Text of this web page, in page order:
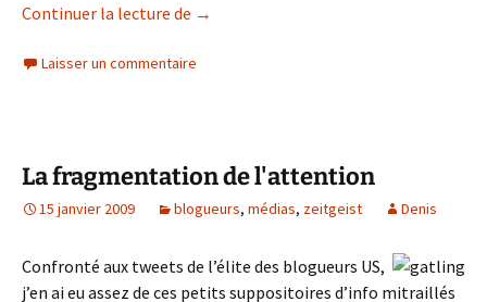
Continuer la lecture de BMMA : Le champ de bataille numérique
→
Laisser un commentaire
La fragmentation de l'attention
15 janvier 2009 blogueurs, médias, zeitgeist Denis
Confronté aux tweets de l’élite des blogueurs US,
j’en ai eu assez de ces petits suppositoires d’info mitraillés